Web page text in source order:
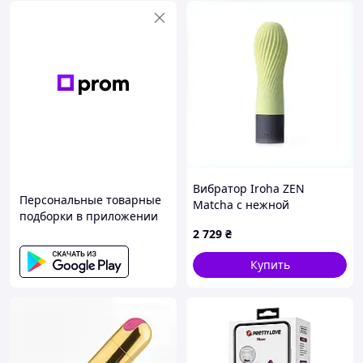
Персональные товарные
подборки в приложении
Вибратор Iroha ZEN
Matcha с нежной
87E51T366
2 729 ₴
Купить